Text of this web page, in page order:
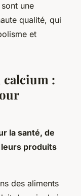
une
qualité, qui
et
calcium :
la santé, de
produits
des aliments